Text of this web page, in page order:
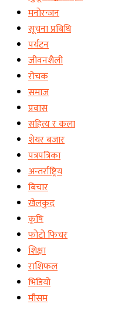
मनोरन्जन
सूचना प्रबिधि
पर्यटन
जीवनशैली
रोचक
समाज
प्रवास
सहित्य र कला
शेयर बजार
पत्रपत्रिका
अन्तर्राष्ट्रिय
बिचार
खेलकुद
कृषि
फोटो फिचर
शिक्षा
राशिफल
भिडियो
मौसम